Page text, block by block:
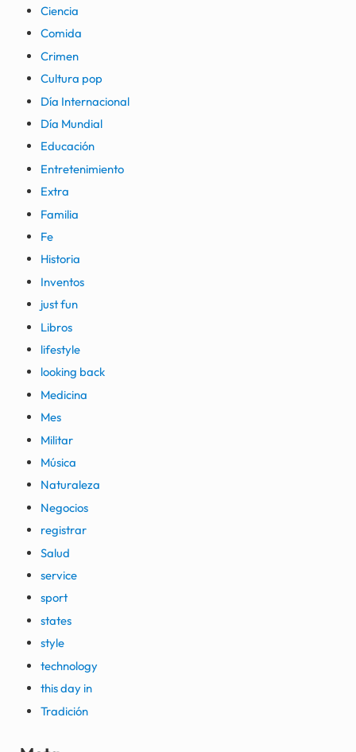
Ciencia
Comida
Crimen
Cultura pop
Día Internacional
Día Mundial
Educación
Entretenimiento
Extra
Familia
Fe
Historia
Inventos
just fun
Libros
lifestyle
looking back
Medicina
Mes
Militar
Música
Naturaleza
Negocios
registrar
Salud
service
sport
states
style
technology
this day in
Tradición